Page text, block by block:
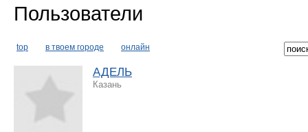
Пользователи
top в твоем городе онлайн
АДЕЛЬ
Казань